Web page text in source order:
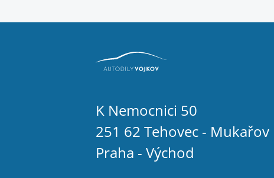
K Nemocnici 50
251 62 Tehovec - Mukařov
Praha - Východ